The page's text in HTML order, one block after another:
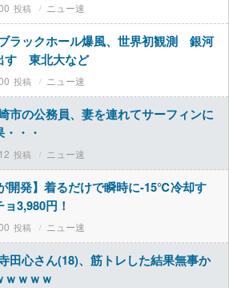
ニュー速
ブラックホール爆風、世界初観測 銀河
す 東北大など
ニュー速
市の公務員、妻を連れてサーフィンに
・・
ニュー速
開発】着るだけで瞬時に-15℃冷却す
3,980円！
ニュー速
田心さん(18)、筋トレした結果無事か
ｗｗｗｗ